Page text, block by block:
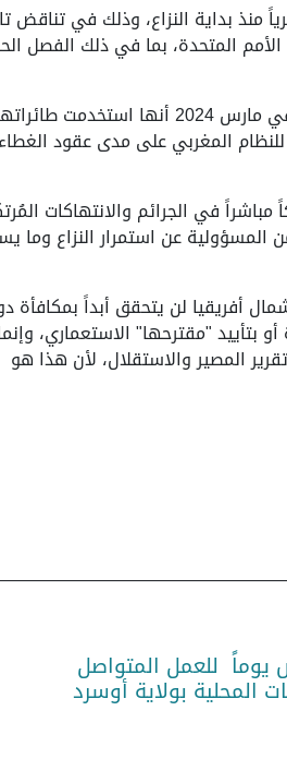
منذ بداية النزاع، وذلك في تناقض
المتحدة، بما في ذلك الفصل
ولقد اعترفت فرنسا نفسها علناً على لسان سفيرها السابق في الرباط في مارس 2024 أنها استخدمت
المغربي على مدى عقود الغطاء
في الجرائم والانتهاكات
قسطاً كبيراً من المسؤولية عن استمرار النزاع وما
أفريقيا لن يتحقق أبداً بمكافأة
بتأييد "مقترحها" الاستعماري،
المصير والاستقلال، لأن هذا هو
للعمل المتواصل
بولاية أوسرد